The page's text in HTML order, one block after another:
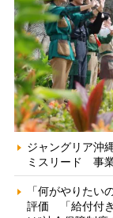
ジャングリア沖
ミスリード 事
「何がやりたい
評価 「給付付